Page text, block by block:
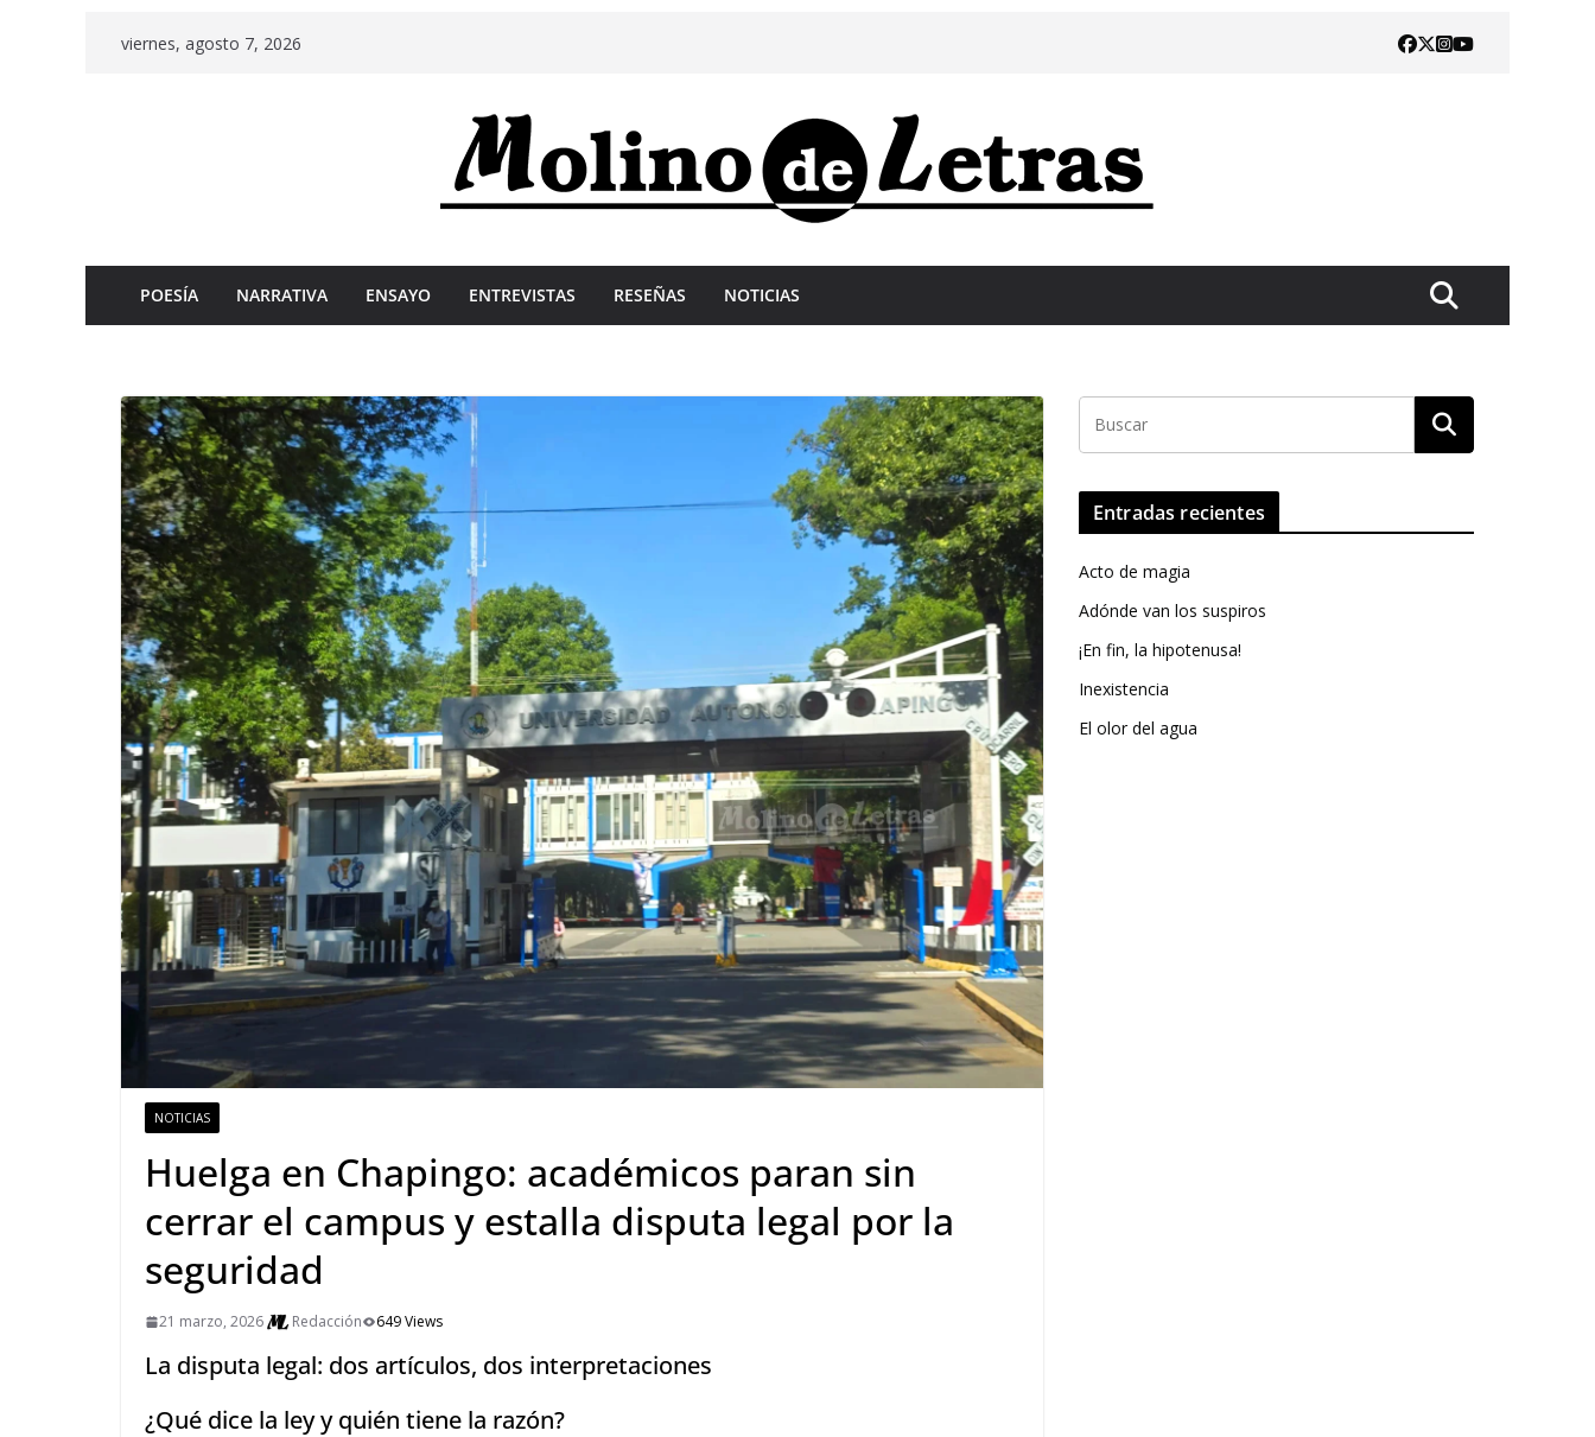
viernes, agosto 7, 2026
POESÍA NARRATIVA ENSAYO ENTREVISTAS RESEÑAS NOTICIAS
NOTICIAS
Huelga en Chapingo: académicos paran sin
cerrar el campus y estalla disputa legal por la
seguridad
21 marzo, 2026 Redacción 649 Views
La disputa legal: dos artículos, dos interpretaciones
¿Qué dice la ley y quién tiene la razón?
Entradas recientes
Acto de magia
Adónde van los suspiros
¡En fin, la hipotenusa!
Inexistencia
El olor del agua